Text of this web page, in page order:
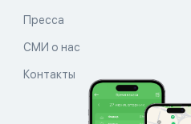
Пресса
СМИ о нас
Контакты